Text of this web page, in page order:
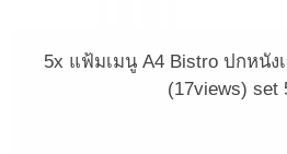
5x แฟ้มเมนู A4 Bistro ปกหนัง
(17views) set